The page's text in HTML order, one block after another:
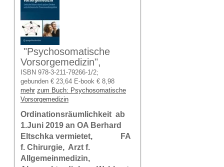
"Psychosomatische
Vorsorgemedizin",
ISBN 978-3-211-79266-1/2;
gebunden € 23,64 E-book € 8,98
mehr zum Buch: Psychosomatische
Vorsorgemedizin
Ordinationsräumlichkeit ab
1.Juni 2019 an OA Berhard
Eltschka vermietet, FA
f. Chirurgie, Arzt f.
Allgemeinmedizin,